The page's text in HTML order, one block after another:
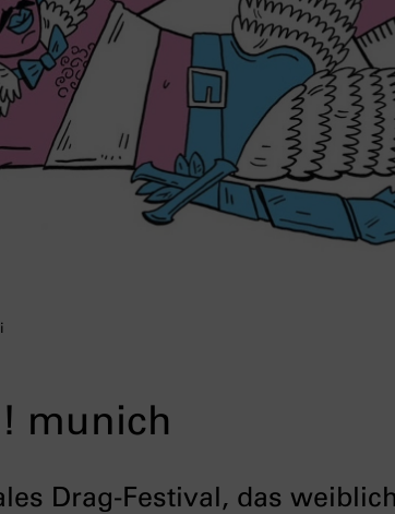
munich
Drag-Festival, das